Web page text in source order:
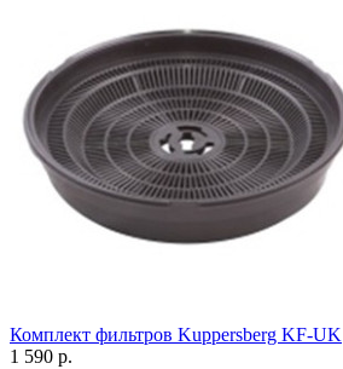
Комплект фильтров Kuppersberg KF-UK
1 590 р.